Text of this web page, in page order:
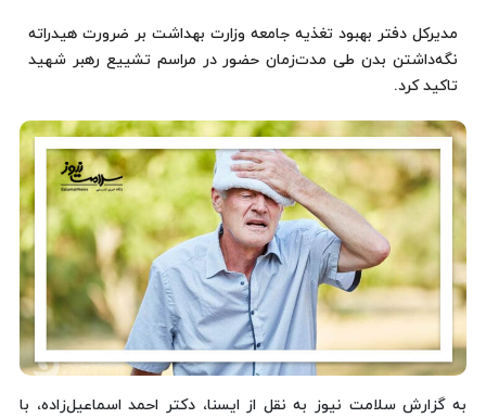
مدیرکل دفتر بهبود تغذیه جامعه وزارت بهداشت بر ضرورت هیدراته
نگه‌داشتن بدن طی مدت‌زمان حضور در مراسم تشییع رهبر شهید
تاکید کرد.
به گزارش سلامت نیوز به نقل از ایسنا، دکتر احمد اسماعیل‌زاده، با